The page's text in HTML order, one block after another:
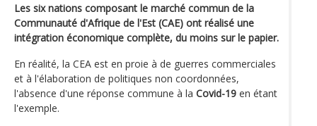
Les six nations composant le marché commun de la
Communauté d'Afrique de l'Est (CAE) ont réalisé une
intégration économique complète, du moins sur le papier.
En réalité, la CEA est en proie à de guerres commerciales
et à l'élaboration de politiques non coordonnées,
l'absence d'une réponse commune à la Covid-19 en étant
l'exemple.